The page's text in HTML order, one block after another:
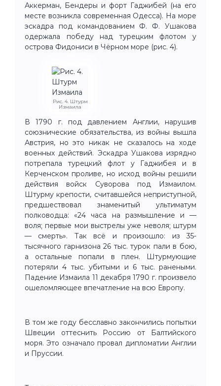
Аккерман, Бендеры и форт Гаджибей (на его
месте возникла современная Одесса). На море
эскадра под командованием Ф. Ф. Ушакова
одержала победу над турецким флотом у
острова Фидониси в Чёрном море (рис. 4).
Рис. 4. Штурм
Измаила
В 1790 г. под давлением Англии, нарушив
союзнические обязательства, из войны вышла
Австрия, но это никак не сказалось на ходе
военных действий. Эскадра Ушакова изрядно
потрепала турецкий флот у Гаджибея и в
Керченском проливе, но исход войны решили
действия войск Суворова под Измаилом.
Штурму крепости, считавшейся неприступной,
предшествовал знаменитый ультиматум
полководца: «24 часа на размышление и —
воля; первые мои выстрелы уже неволя; штурм
— смерть». Так всё и произошло: из 35-
тысячного гарнизона 26 тыс. турок пали в бою,
а остальные попали в плен. Штурмующие
потеряли 4 тыс. убитыми и 6 тыс. ранеными.
Падение Измаила 11 декабря 1790 г. произвело
ошеломляющее впечатление на всю Европу.
В том же году бесславно закончились попытки
Швеции оттеснить Россию от Балтийского
моря. Это означало провал дипломатии Англии
и Пруссии.